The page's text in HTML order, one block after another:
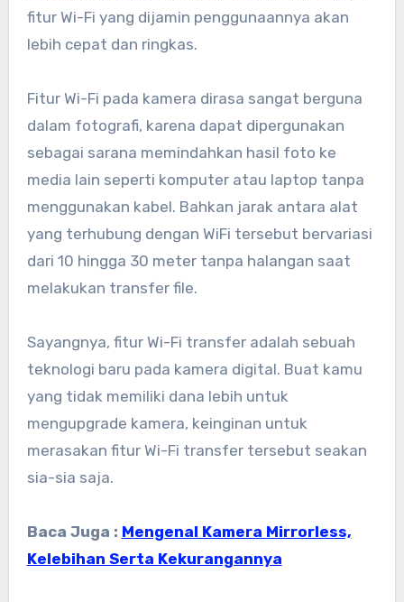
fitur Wi-Fi yang dijamin penggunaannya akan
lebih cepat dan ringkas.
Fitur Wi-Fi pada kamera dirasa sangat berguna
dalam fotografi, karena dapat dipergunakan
sebagai sarana memindahkan hasil foto ke
media lain seperti komputer atau laptop tanpa
menggunakan kabel. Bahkan jarak antara alat
yang terhubung dengan WiFi tersebut bervariasi
dari 10 hingga 30 meter tanpa halangan saat
melakukan transfer file.
Sayangnya, fitur Wi-Fi transfer adalah sebuah
teknologi baru pada kamera digital. Buat kamu
yang tidak memiliki dana lebih untuk
mengupgrade kamera, keinginan untuk
merasakan fitur Wi-Fi transfer tersebut seakan
sia-sia saja.
Baca Juga : Mengenal Kamera Mirrorless,
Kelebihan Serta Kekurangannya